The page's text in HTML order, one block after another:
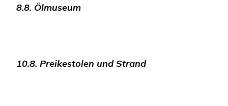
8.8. Ölmuseum
10.8. Preikestolen und Strand